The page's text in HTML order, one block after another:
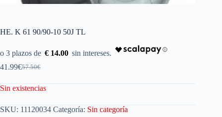
HE. K 61 90/90-10 50J TL
€ 14.00
57.50€
41.99€
Sin existencias
SKU: 11120034 Categoría: Sin categoría